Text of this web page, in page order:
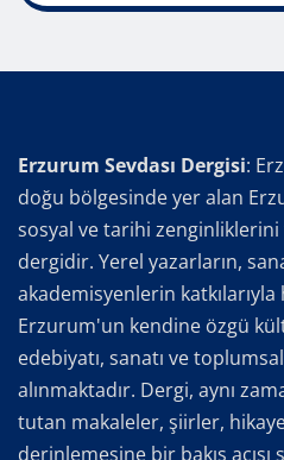
Erzurum Sevdası Dergisi:
doğu bölgesinde yer alan
sosyal ve tarihi zenginliklerini
dergidir. Yerel yazarların,
akademisyenlerin
Erzurum'un kendine özgü
edebiyatı, sanatı ve
alınmaktadır. Dergi, aynı
tutan makaleler, şiirler,
derinlemesine bir bakış